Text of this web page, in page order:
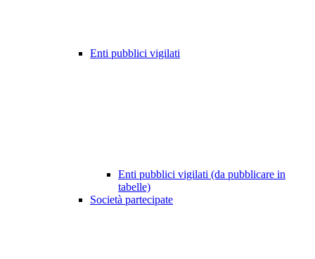
Enti pubblici vigilati
Enti pubblici vigilati (da pubblicare in
tabelle)
Società partecipate